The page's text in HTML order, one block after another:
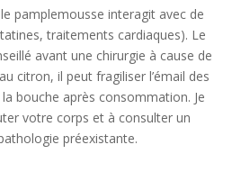
pamplemousse interagit avec de
traitements cardiaques). Le
avant une chirurgie à cause de
citron, il peut fragiliser l’émail des
bouche après consommation. Je
votre corps et à consulter un
préexistante.